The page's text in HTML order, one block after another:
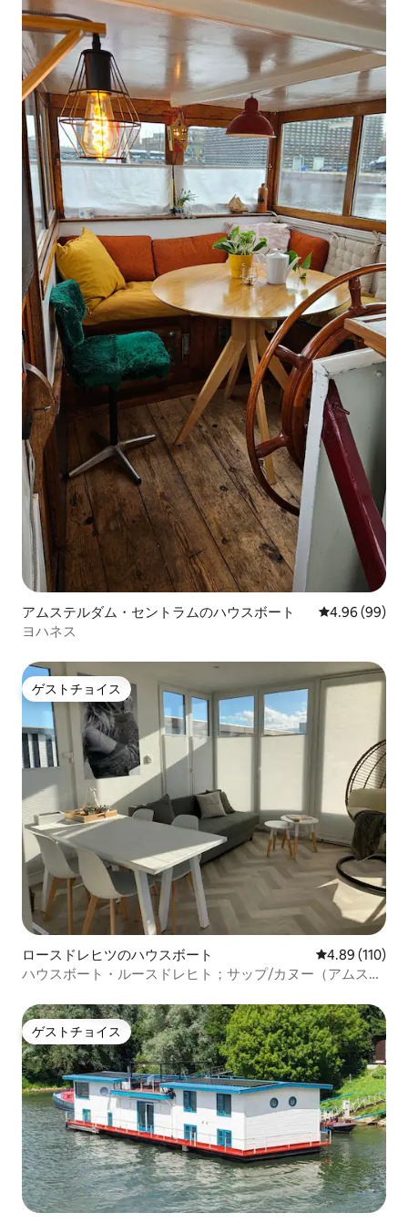
アムステルダム・セントラムのハウスボート レビュー99件
4.96 (99)
ヨハネス
ゲストチョイス
ゲストチョイス
ロースドレヒツのハウスボート レビュー110
4.89 (110)
ハウスボート・ルースドレヒト；サップ/カヌー（アムステ
ゲストチョイス
ゲストチョイス